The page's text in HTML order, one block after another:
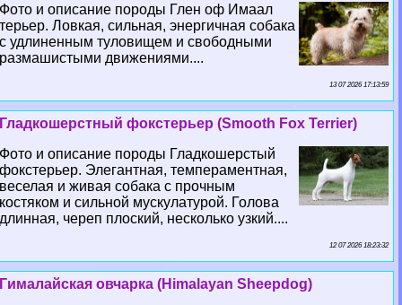
Фото и описание породы Глен оф Имаал
терьер. Ловкая, сильная, энергичная собака
с удлиненным туловищем и свободными
размашистыми движениями....
13 07 2026 17:13:59
Гладкошерстный фокстерьер (Smooth Fox Terrier)
Фото и описание породы Гладкошерстый
фокстерьер. Элегантная, темпераментная,
веселая и живая собака с прочным
костяком и сильной мускулатурой. Голова
длинная, череп плоский, несколько узкий....
12 07 2026 18:23:32
Гималайская овчарка (Himalayan Sheepdog)